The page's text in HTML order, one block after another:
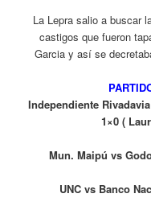
La Lepra salio a buscar
castigos que fueron
Garcia y así se
Independiente
1×0 (
Mun. Maipú vs
UNC vs Banco